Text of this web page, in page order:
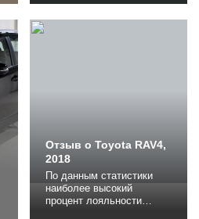
маленький ребенок до
двух лет. Требования к
Отзыв о Toyota RAV4,
2018
По данным статистики
наиболее высокий
процент лояльности